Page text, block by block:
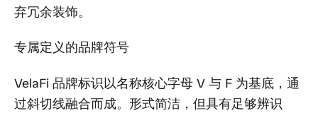
弃冗余装饰。
专属定义的品牌符号
VelaFi 品牌标识以名称核心字母 V 与 F 为基底，通
过斜切线融合而成。形式简洁，但具有足够辨识